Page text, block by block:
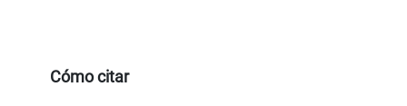
Cómo citar